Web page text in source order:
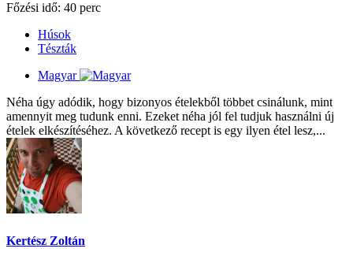
Főzési idő: 40 perc
Húsok
Tészták
Magyar
Néha úgy adódik, hogy bizonyos ételekből többet csinálunk, mint
amennyit meg tudunk enni. Ezeket néha jól fel tudjuk használni új
ételek elkészítéséhez. A következő recept is egy ilyen étel lesz,...
Kertész Zoltán